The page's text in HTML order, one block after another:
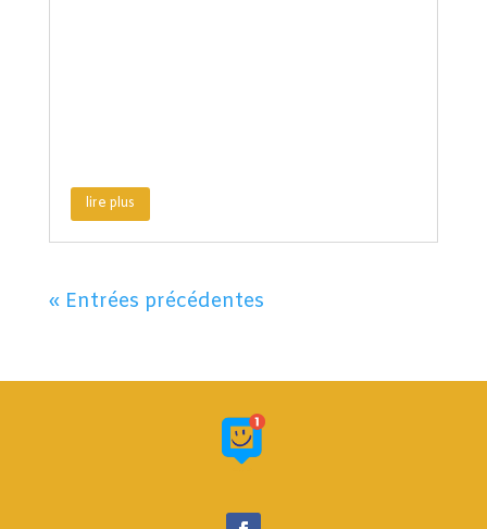
lire plus
« Entrées précédentes